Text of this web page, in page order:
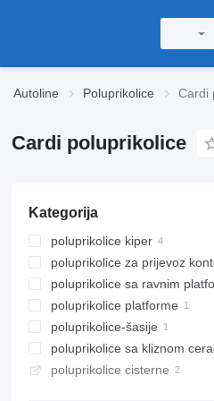
Autoline Poluprikolice Cardi
Cardi poluprikolice
Kategorija
poluprikolice kiper
poluprikolice za prijevoz
poluprikolice sa ravnim
poluprikolice platforme
poluprikolice-šasije
poluprikolice sa kliznom
poluprikolice cisterne